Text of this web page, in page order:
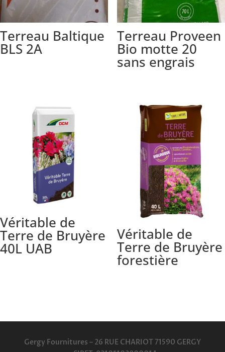
Terreau Baltique
BLS 2A
Terreau Proveen
Bio motte 20
sans engrais
Véritable de
Terre de Bruyère
40L UAB
Véritable de
Terre de Bruyère
forestière
Gergy Fournitures – 26 RUE CHARIOT 71590 GERGY